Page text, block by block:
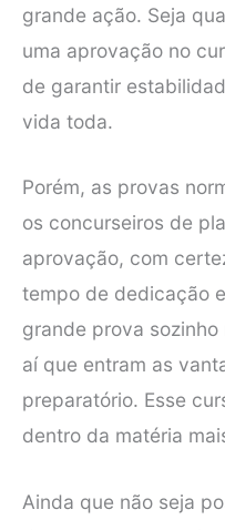
grande ação. Seja
uma aprovação no
de garantir
vida toda.
Porém, as provas
os concurseiros de
aprovação, com
tempo de dedicação
grande prova
aí que entram as
preparatório. Esse
dentro da matéria
Ainda que não seja